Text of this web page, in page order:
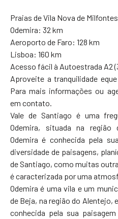
Praias de Vila Nova de
Odemira: 32 km
Aeroporto de Faro: 128 km
Lisboa: 160 km
Acesso fácil à Autoestrada A2
Aproveite a tranquilidade
Para mais informações ou
em contato.
Vale de Santiago é uma
Odemira, situada na região
Odemira é conhecida pela
diversidade de paisagens,
de Santiago, como muitas
é caracterizada por uma
Odemira é uma vila e um
de Beja, na região do Alentejo,
conhecida pela sua